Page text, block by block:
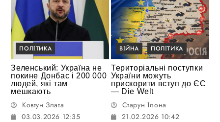
ПОЛІТИКА
Зеленський: Україна не
покине Донбас і 200 000
людей, які там
мешкають
Ковтун Злата
03.03.2026 12:35
ВІЙНА ПОЛІТИКА
Територіальні поступки
України можуть
прискорити вступ до ЄС
— Die Welt
Старун Ілона
21.02.2026 10:42